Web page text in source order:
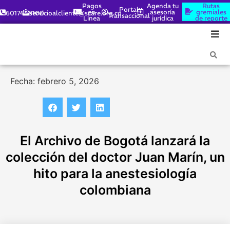
6017448100servicioalcliente@scare.org.co
Pagos
en
Línea
Portal
Transaccional
Agenda tu
asesoría
jurídica
Rutas
gremiales
de reporte
Fecha: febrero 5, 2026
El Archivo de Bogotá lanzará la
colección del doctor Juan Marín, un
hito para la anestesiología
colombiana